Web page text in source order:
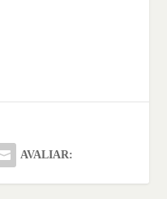
AVALIAR: